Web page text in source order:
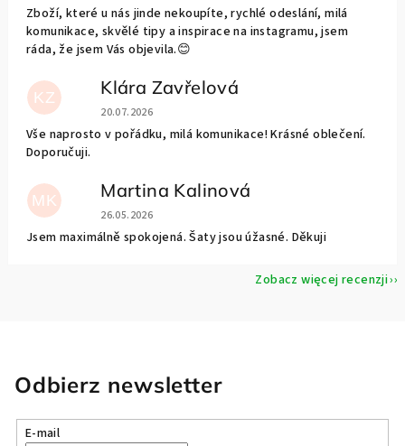
Zboží, které u nás jinde nekoupíte, rychlé odeslání, milá
komunikace, skvělé tipy a inspirace na instagramu, jsem
ráda, že jsem Vás objevila.😊
KZ Klára Zavřelová
Ocena sklepu to 5 na 5 gwiazdek.
20.07.2026
Vše naprosto v pořádku, milá komunikace! Krásné oblečení.
Doporučuji.
MK Martina Kalinová
Ocena sklepu to 5 na 5 gwiazdek.
26.05.2026
Jsem maximálně spokojená. Šaty jsou úžasné. Děkuji
Zobacz więcej recenzji
Odbierz newsletter
E-mail